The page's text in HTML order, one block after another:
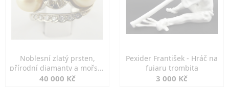
Noblesní zlatý prsten,
přírodní diamanty a mořské
perly
40 000 Kč
Pexider František - Hráč na
fujaru trombita
3 000 Kč